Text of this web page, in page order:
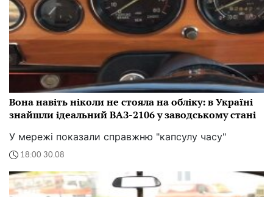
Вона навіть ніколи не стояла на обліку: в Україні
знайшли ідеальний ВАЗ-2106 у заводському стані
У мережі показали справжню "капсулу часу"
18:00 30.08